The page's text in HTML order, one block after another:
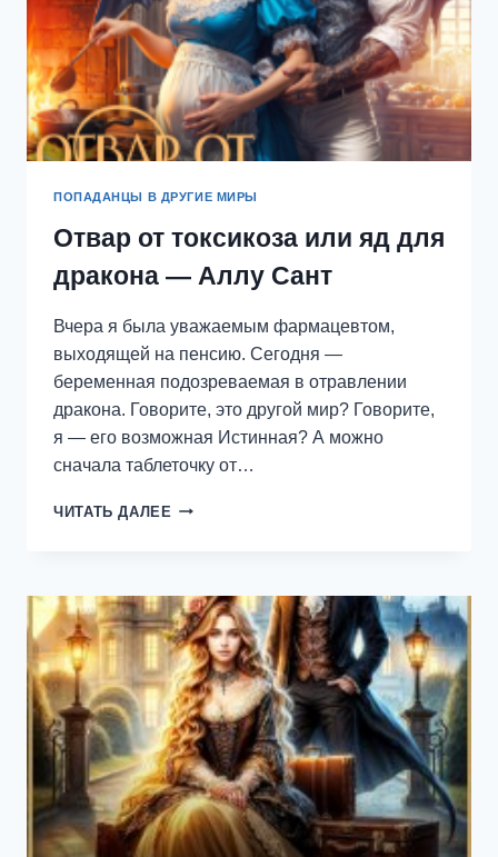
ПОПАДАНЦЫ В ДРУГИЕ МИРЫ
Отвар от токсикоза или яд для
дракона — Аллу Сант
Вчера я была уважаемым фармацевтом,
выходящей на пенсию. Сегодня —
беременная подозреваемая в отравлении
дракона. Говорите, это другой мир? Говорите,
я — его возможная Истинная? А можно
сначала таблеточку от…
ЧИТАТЬ ДАЛЕЕ ОТВАР
ЯД
ДЛЯ
ДРАКОНА
—
АЛЛУ
САНТ